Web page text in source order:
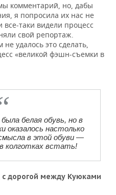
комментарий, но, дабы
я попросила их нас не
таки видели процесс
свой репортаж.
удалось это сделать,
«великой фэшн-съемки в
белая обувь, но в
оказалось настолько
в этой обуви —
колготках встать!
дорогой между Куюками